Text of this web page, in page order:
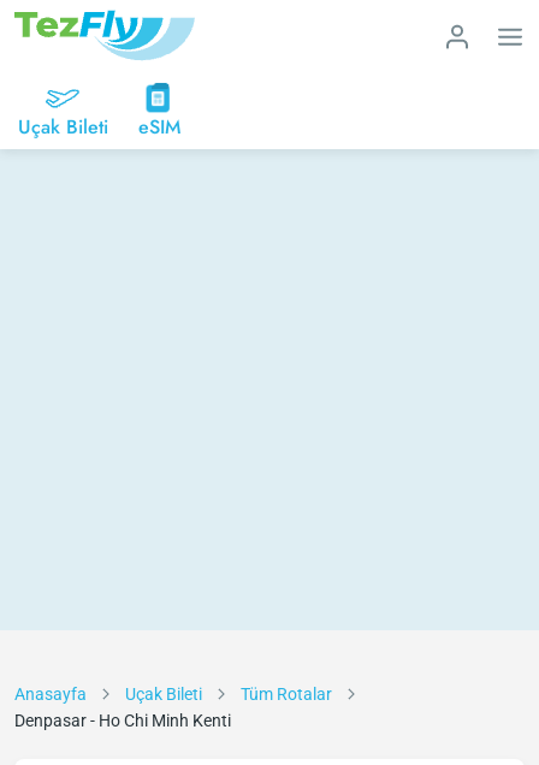
Uçak Bileti eSIM
Anasayfa Uçak Bileti
Tüm Rotalar
Denpasar - Ho Chi Minh Kenti